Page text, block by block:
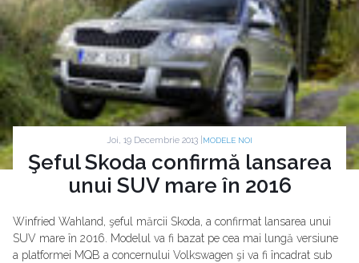
Joi, 19 Decembrie 2013 | MODELE NOI
Şeful Skoda confirmă lansarea
unui SUV mare în 2016
Winfried Wahland, şeful mărcii Skoda, a confirmat lansarea unui
SUV mare în 2016. Modelul va fi bazat pe cea mai lungă versiune
a platformei MQB a concernului Volkswagen şi va fi încadrat sub